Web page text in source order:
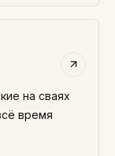
на сваях
время